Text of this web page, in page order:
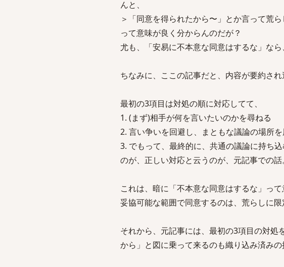
んと、
＞「同意を得られたから〜」とか言って荒
って意味が良く分からんのだが？
尤も、「安易に不本意な同意はするな」なら
ちなみに、ここの記事だと、内容が要約さ
最初の3項目は対処の順に対応してて、
1. (まず)相手が何を言いたいのかを尋ねる
2. 言い争いを回避し、まともな議論の場所
3. でもって、最終的に、共通の議論に持ち込
のが、正しい対応と云うのが、元記事での話。
これは、暗に「不本意な同意はするな」って
妥協可能な範囲で同意するのは、荒らしに
それから、元記事には、最初の3項目の対処
から」と図に乗って来るのも織り込み済みの